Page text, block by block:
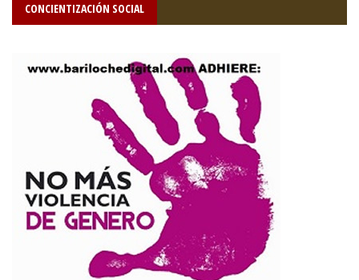
CONCIENTIZACIÓN SOCIAL